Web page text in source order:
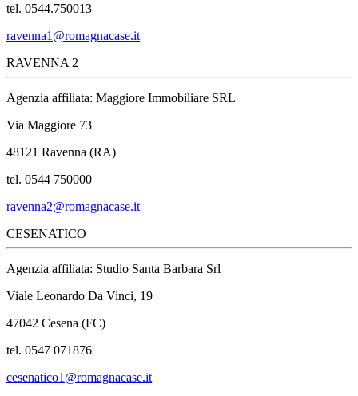
tel. 0544.750013
ravenna1@romagnacase.it
RAVENNA 2
Agenzia affiliata: Maggiore Immobiliare SRL
Via Maggiore 73
48121 Ravenna (RA)
tel. 0544 750000
ravenna2@romagnacase.it
CESENATICO
Agenzia affiliata: Studio Santa Barbara Srl
Viale Leonardo Da Vinci, 19
47042 Cesena (FC)
tel. 0547 071876
cesenatico1@romagnacase.it